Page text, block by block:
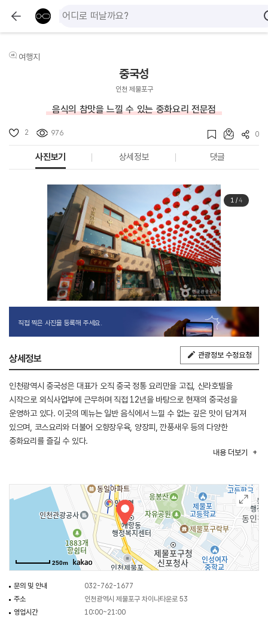
여행지
중국성
인천 제물포구
음식의 참맛을 느낄 수 있는 중화요리 전문점
2 976 0
사진보기 상세정보 댓글
1/4
직접 찍은 사진을 등록해 주세요.
상세정보 관광정보 수정요청
인천광역시 중국성은 대표가 오직 중국 정통 요리만을 고집, 신라호텔을
시작으로 외식사업부에 근무하며 직접 12년을 바탕으로 현재의 중국성을
운영하고 있다. 이곳의 메뉴는 일반 음식에서 느낄 수 없는 깊은 맛이 담겨져
있으며, 코스요리와 더불어 오향장우육, 양장피, 깐풍새우 등의 다양한
중화요리를 즐길 수 있다.
내용 더보기
250m
문의 및 안내
032-762-1677
주소
인천광역시 제물포구 차이나타운로 53
영업시간
10:00~21:00